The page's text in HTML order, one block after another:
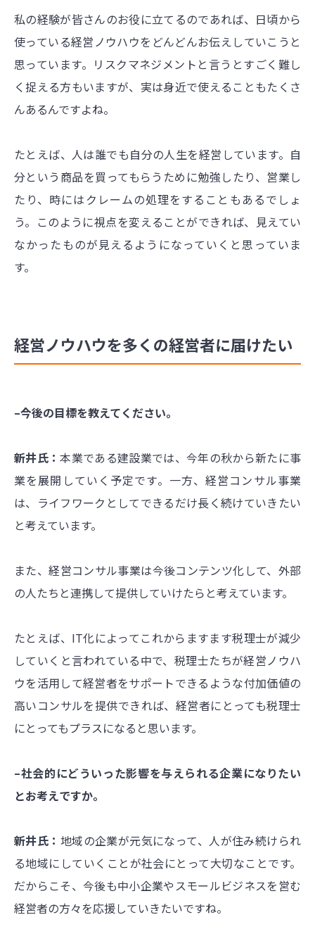
私の経験が皆さんのお役に立てるのであれば、日頃から
使っている経営ノウハウをどんどんお伝えしていこうと
思っています。リスクマネジメントと言うとすごく難し
く捉える方もいますが、実は身近で使えることもたくさ
んあるんですよね。
たとえば、人は誰でも自分の人生を経営しています。自
分という商品を買ってもらうために勉強したり、営業し
たり、時にはクレームの処理をすることもあるでしょ
う。このように視点を変えることができれば、見えてい
なかったものが見えるようになっていくと思っていま
す。
経営ノウハウを多くの経営者に届けたい
–今後の目標を教えてください。
新井氏：本業である建設業では、今年の秋から新たに事
業を展開していく予定です。一方、経営コンサル事業
は、ライフワークとしてできるだけ長く続けていきたい
と考えています。
また、経営コンサル事業は今後コンテンツ化して、外部
の人たちと連携して提供していけたらと考えています。
たとえば、IT化によってこれからますます税理士が減少
していくと言われている中で、税理士たちが経営ノウハ
ウを活用して経営者をサポートできるような付加価値の
高いコンサルを提供できれば、経営者にとっても税理士
にとってもプラスになると思います。
–社会的にどういった影響を与えられる企業になりたい
とお考えですか。
新井氏： 地域の企業が元気になって、人が住み続けられ
る地域にしていくことが社会にとって大切なことです。
だからこそ、今後も中小企業やスモールビジネスを営む
経営者の方々を応援していきたいですね。